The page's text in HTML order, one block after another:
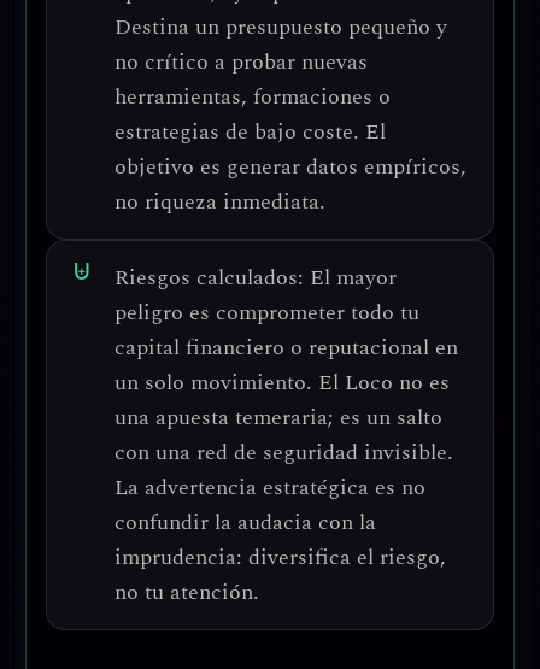
Destina un presupuesto pequeño y
no crítico a probar nuevas
herramientas, formaciones o
estrategias de bajo coste. El
objetivo es generar datos empíricos,
no riqueza inmediata.
Riesgos calculados: El mayor
peligro es comprometer todo tu
capital financiero o reputacional en
un solo movimiento. El Loco no es
una apuesta temeraria; es un salto
con una red de seguridad invisible.
La advertencia estratégica es no
confundir la audacia con la
imprudencia: diversifica el riesgo,
no tu atención.